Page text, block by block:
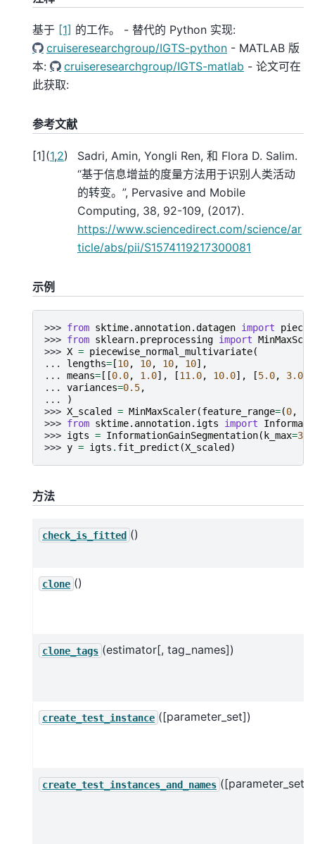
基于 [1] 的工作。 - 替代的 Python 实现:
cruiseresearchgroup/IGTS-python - MATLAB 版
本:
cruiseresearchgroup/IGTS-matlab - 论文可在
此获取:
参考文献
[1] (1,2)
Sadri, Amin, Yongli Ren, 和 Flora D. Salim.
“基于信息增益的度量方法用于识别人类活动
的转变。”, Pervasive and Mobile
Computing, 38, 92-109, (2017).
https://www.sciencedirect.com/science/ar
ticle/abs/pii/S1574119217300081
示例
>>> from sktime.annotation.datagen import
>>> from sklearn.preprocessing import
>>> X = piecewise_normal_multivariate(
... lengths= [10, 10, 10, 10],
... means= [[0.0, 1.0], [11.0, 10.0], [5.0, 3.0
... variances=0.5,
...
)
>>> X_scaled = MinMaxScaler(feature_range=(0,
>>> from sktime.annotation.igts import
>>> igts = InformationGainSegmentation( k_max=3
>>> y = igts . fit_predict (X_scaled )
方法
check_is_fitted ()
clone ()
clone_tags (estimator[, tag_names])
create_test_instance ([parameter_set])
create_test_instances_and_names ([parameter_set])